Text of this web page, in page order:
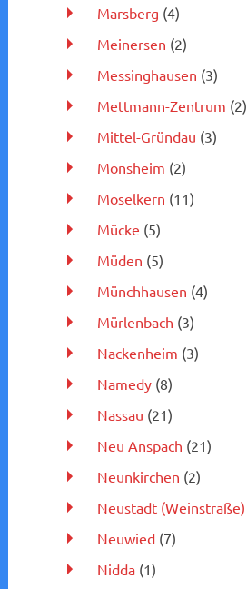
Marsberg (4)
Meinersen (2)
Messinghausen (3)
Mettmann-Zentrum (2)
Mittel-Gründau (3)
Monsheim (2)
Moselkern (11)
Mücke (5)
Müden (5)
Münchhausen (4)
Mürlenbach (3)
Nackenheim (3)
Namedy(8)
Nassau (21)
Neu Anspach (21)
Neunkirchen (2)
Neustadt (Weinstraße)
Neuwied(7)
Nidda(1)